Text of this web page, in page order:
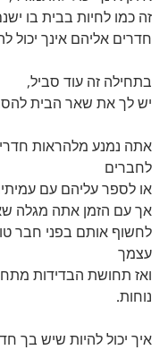
זה כמו לחיות בבית בו
חדרים אליהם אינך יכול
בתחילה זה עוד סביל,
יש לך את שאר הבית
אתה נמנע מלהראות
לחברים
או לספר עליהם עם
אך עם הזמן אתה מגלה
לחשוף אותם בפני חבר
עצמך
ואז תחושת הבדידות
נוחות.
איך יכול להיות שיש בך